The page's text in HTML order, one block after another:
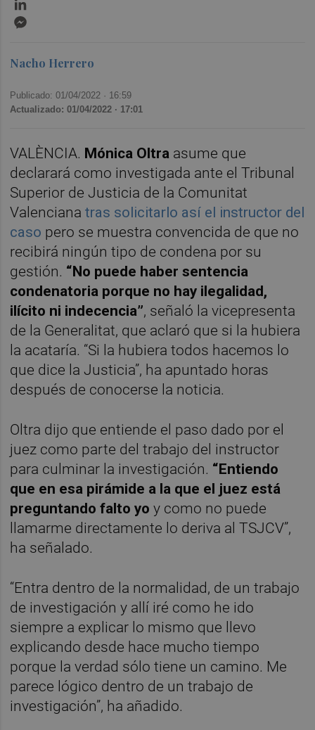
Nacho Herrero
Publicado: 01/04/2022 · 16:59
Actualizado: 01/04/2022 · 17:01
VALÈNCIA. Mónica Oltra asume que
declarará como investigada ante el Tribunal
Superior de Justicia de la Comunitat
Valencianatras solicitarlo así el instructor del
caso pero se muestra convencida de que no
recibirá ningún tipo de condena por su
gestión. “No puede haber sentencia
condenatoria porque no hay ilegalidad,
ilícito ni indecencia”, señaló la vicepresenta
de la Generalitat, que aclaró que si la hubiera
la acataría. “Si la hubiera todos hacemos lo
que dice la Justicia”, ha apuntado horas
después de conocerse la noticia.
Oltra dijo que entiende el paso dado por el
juez como parte del trabajo del instructor
para culminar la investigación. “Entiendo
que en esa pirámide a la que el juez está
preguntando falto yo y como no puede
llamarme directamente lo deriva al TSJCV”,
ha señalado.
“Entra dentro de la normalidad, de un trabajo
de investigación y allí iré como he ido
siempre a explicar lo mismo que llevo
explicando desde hace mucho tiempo
porque la verdad sólo tiene un camino. Me
parece lógico dentro de un trabajo de
investigación”, ha añadido.